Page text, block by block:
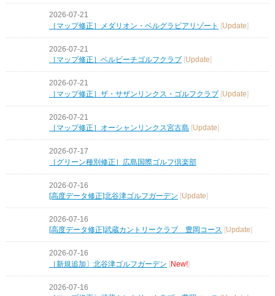
2026-07-21
［マップ修正］メダリオン・ベルグラビアリゾート
[Update]
2026-07-21
［マップ修正］ベルビーチゴルフクラブ [Update]
2026-07-21
［マップ修正］ザ・サザンリンクス・ゴルフクラブ [Update]
2026-07-21
［マップ修正］オーシャンリンクス宮古島 [Update]
2026-07-17
［グリーン種別修正］広島国際ゴルフ倶楽部
2026-07-16
[高度データ修正]北谷津ゴルフガーデン [Update]
2026-07-16
[高度データ修正]武蔵カントリークラブ 豊岡コース
Update
2026-07-16
［新規追加〕北谷津ゴルフガーデン [New!]
2026-07-16